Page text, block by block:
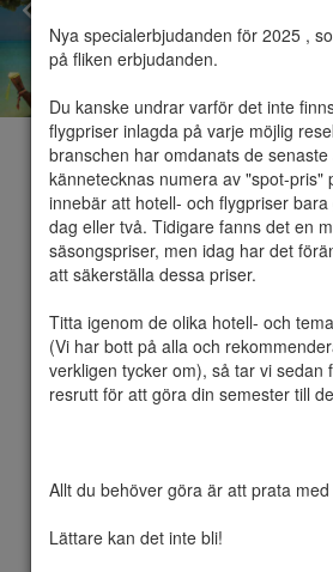
Nya specialerbjudanden för 2025 ,
på fliken erbjudanden.
Du kanske undrar varför det inte
flygpriser inlagda på varje möjlig
branschen har omdanats de senaste
kännetecknas numera av "spot-pris"
innebär att hotell- och flygpriser
dag eller två. Tidigare fanns det en
säsongspriser, men idag har det
att säkerställa dessa priser.
Titta igenom de olika hotell- och
(Vi har bott på alla och
verkligen tycker om), så tar vi sedan
resrutt för att göra din semester till
Allt du behöver göra är att prata med
Lättare kan det inte bli!
Thailand
Det officiella namnet är
Thailand. Det är en
vars huvudstad heter Bangkok
stort.
Thailand, som betyder "land av